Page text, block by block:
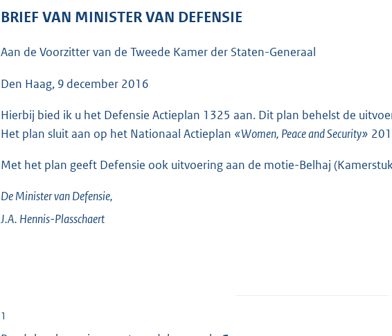
r
o
:
3
BRIEF VAN MINISTER VAN DEFENSIE
Aan de Voorzitter van de Tweede Kamer der Staten-Generaal
Den Haag, 9 december 2016
Hierbij bied ik u het Defensie Actieplan 1325 aan. Dit plan behelst de
Het plan sluit aan op het Nationaal Actieplan «Women, Peace and Security»
Met het plan geeft Defensie ook uitvoering aan de motie-Belhaj
De Minister van Defensie,
J.A. Hennis-Plasschaert
1